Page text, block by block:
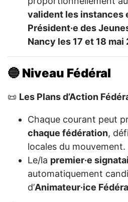
valident les instances
Président·e des
Nancy les 17 et 18 mai
🔵 Niveau Fédéral
📜 Les Plans d’Action
Chaque courant peut
chaque fédération,
locales du mouvement.
Le/la premier·e
automatiquement
d’Animateur·ice